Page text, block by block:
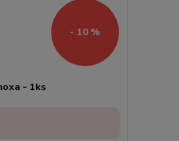
- 10 %
- 1ks